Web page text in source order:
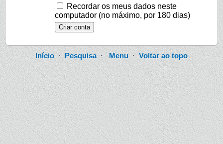
Recordar os meus dados neste
computador (no máximo, por 180 dias)
Início·Pesquisa· Menu· Voltar ao topo